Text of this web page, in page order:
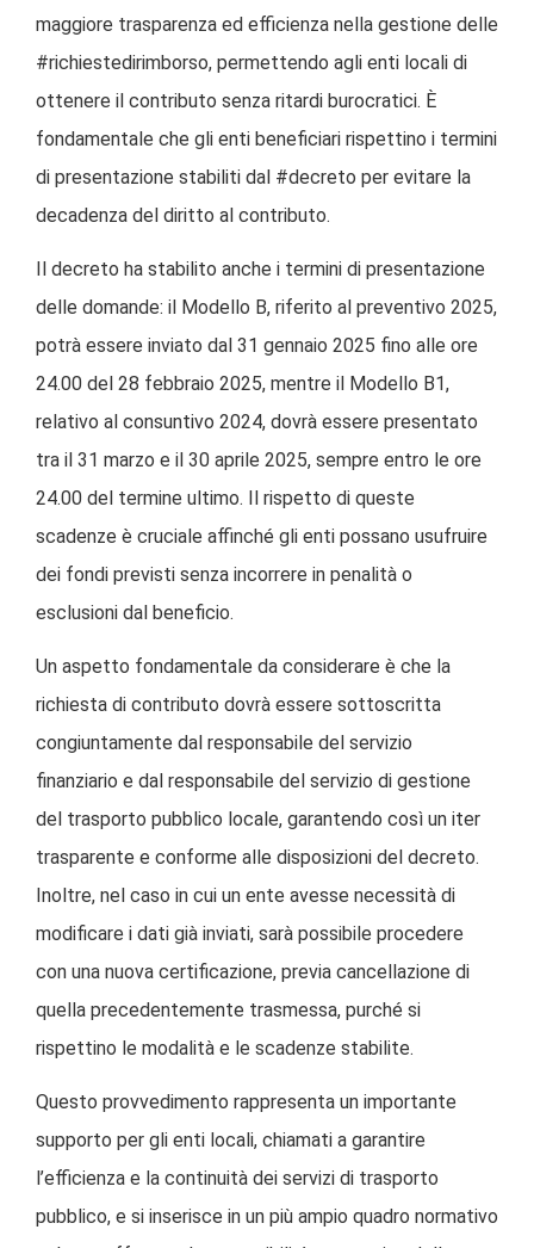
maggiore trasparenza ed efficienza nella gestione delle
#richiestedirimborso, permettendo agli enti locali di
ottenere il contributo senza ritardi burocratici. È
fondamentale che gli enti beneficiari rispettino i termini
di presentazione stabiliti dal #decreto per evitare la
decadenza del diritto al contributo.
Il decreto ha stabilito anche i termini di presentazione
delle domande: il Modello B, riferito al preventivo 2025,
potrà essere inviato dal 31 gennaio 2025 fino alle ore
24.00 del 28 febbraio 2025, mentre il Modello B1,
relativo al consuntivo 2024, dovrà essere presentato
tra il 31 marzo e il 30 aprile 2025, sempre entro le ore
24.00 del termine ultimo. Il rispetto di queste
scadenze è cruciale affinché gli enti possano usufruire
dei fondi previsti senza incorrere in penalità o
esclusioni dal beneficio.
Un aspetto fondamentale da considerare è che la
richiesta di contributo dovrà essere sottoscritta
congiuntamente dal responsabile del servizio
finanziario e dal responsabile del servizio di gestione
del trasporto pubblico locale, garantendo così un iter
trasparente e conforme alle disposizioni del decreto.
Inoltre, nel caso in cui un ente avesse necessità di
modificare i dati già inviati, sarà possibile procedere
con una nuova certificazione, previa cancellazione di
quella precedentemente trasmessa, purché si
rispettino le modalità e le scadenze stabilite.
Questo provvedimento rappresenta un importante
supporto per gli enti locali, chiamati a garantire
l’efficienza e la continuità dei servizi di trasporto
pubblico, e si inserisce in un più ampio quadro normativo